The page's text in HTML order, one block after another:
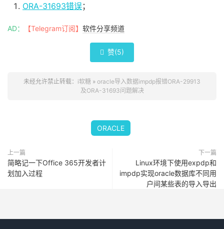
ORA-31693错误；
AD： 【Telegram订阅】 软件分享频道
 赞(5)
未经允许禁止转载： i软糖 » oracle导入数据impdp报错ORA-29913
及ORA-31693问题解决
ORACLE
上一篇
简略记一下Office 365开发者计
划加入过程
下一篇
Linux环境下使用expdp和
impdp实现oracle数据库不同用
户间某些表的导入导出